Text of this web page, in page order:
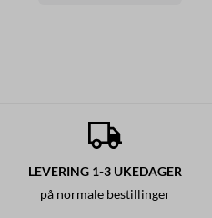
LEVERING 1-3 UKEDAGER
på normale bestillinger